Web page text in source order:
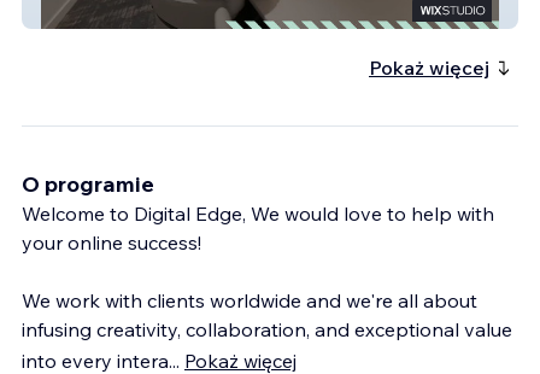
Zentura
Pokaż więcej
O programie
Welcome to Digital Edge, We would love to help with
your online success!
We work with clients worldwide and we're all about
infusing creativity, collaboration, and exceptional value
into every intera... Pokaż więcej